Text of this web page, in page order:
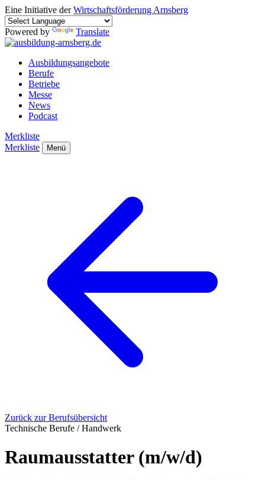
Eine Initiative derWirtschaftsförderung Arnsberg
Powered by Translate
Ausbildungsangebote
Berufe
Betriebe
Messe
News
Podcast
Merkliste
Merkliste
Menü
Zurück zur Berufsübersicht
Technische Berufe / Handwerk
Raumausstatter (m/w/d)